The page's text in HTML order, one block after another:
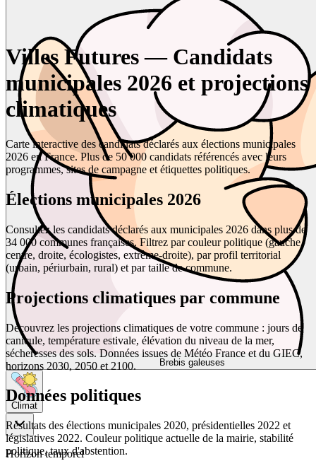
Brebis galeuses
Climat
Horizon temporel
Villes Futures — Candidats
municipales 2026 et projections
climatiques
Carte interactive des candidats déclarés aux élections municipales
2026 en France. Plus de 50 000 candidats référencés avec leurs
programmes, sites de campagne et étiquettes politiques.
Élections municipales 2026
Consultez les candidats déclarés aux municipales 2026 dans plus de
34 000 communes françaises. Filtrez par couleur politique (gauche,
centre, droite, écologistes, extrême-droite), par profil territorial
(urbain, périurbain, rural) et par taille de commune.
Projections climatiques par commune
Découvrez les projections climatiques de votre commune : jours de
canicule, température estivale, élévation du niveau de la mer,
sécheresses des sols. Données issues de Météo France et du GIEC,
horizons 2030, 2050 et 2100.
Données politiques
Résultats des élections municipales 2020, présidentielles 2022 et
législatives 2022. Couleur politique actuelle de la mairie, stabilité
politique, taux d'abstention.